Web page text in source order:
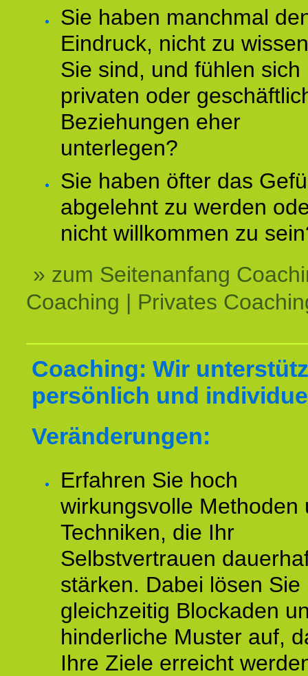
Sie haben manchmal
Eindruck, nicht zu
Sie sind, und fühlen sich
privaten oder
Beziehungen eher
unterlegen?
Sie haben öfter das
abgelehnt zu werden
nicht willkommen zu
» zum Seitenanfang
Coaching | Privates
Coaching: Wir
persönlich und
Veränderungen:
Erfahren Sie hoch
wirkungsvolle Methoden
Techniken, die Ihr
Selbstvertrauen
stärken. Dabei lösen Sie
gleichzeitig Blockaden
hinderliche Muster auf,
Ihre Ziele erreicht